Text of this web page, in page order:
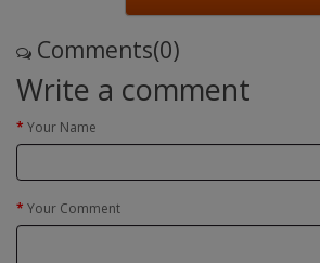
Comments(0)
Write a comment
Your Name
Your Comment